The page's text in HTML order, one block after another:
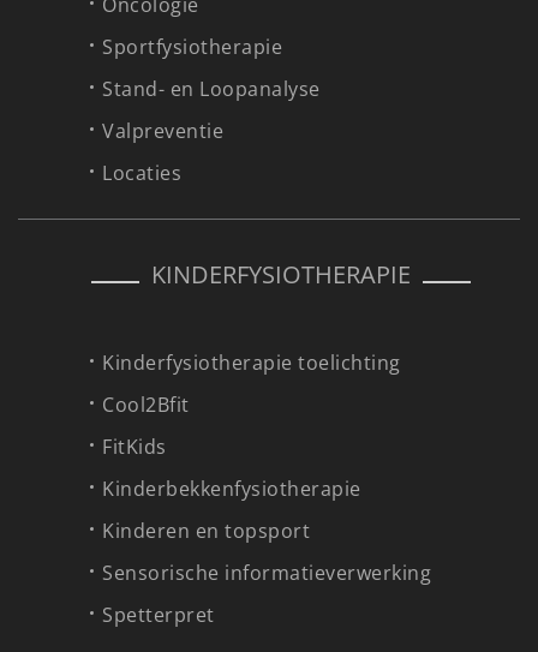
Sportfysiotherapie
Stand- en Loopanalyse
Valpreventie
Locaties
KINDERFYSIOTHERAPIE
Kinderfysiotherapie toelichting
Cool2Bfit
FitKids
Kinderbekkenfysiotherapie
Kinderen en topsport
Sensorische informatieverwerking
Spetterpret